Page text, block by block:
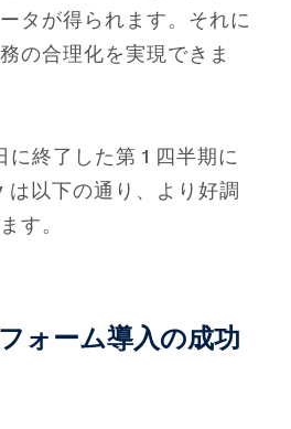
タが得られます。それに
の合理化を実現できま
終了した第 1 四半期に
以下の通り、より好調
す。
ォーム導入の成功